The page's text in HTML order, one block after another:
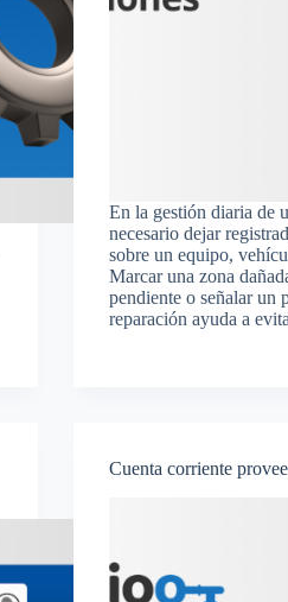
En la gestión diaria de
necesario dejar
sobre un equipo,
Marcar una zona
pendiente o señalar un
reparación ayuda a
Cuenta corriente